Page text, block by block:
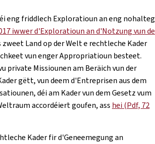
eng friddlech Exploratioun an eng nohalteg
iwwer d'Exploratioun an d'Notzung vun de
Land op der Welt e rechtleche Kader
vun enger Appropriatioun besteet.
private Missiounen am Beräich vun der
gëtt, vun deem d'Entreprisen aus dem
déi am Kader vun dem Gesetz vum
accordéiert goufen, ass hei (Pdf, 72
Kader fir d'Geneemegung an